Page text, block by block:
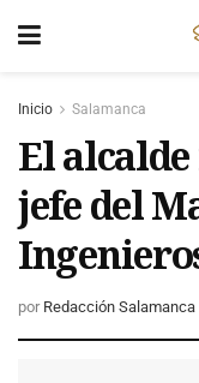
Inicio Salamanca
El
jefe del
por Redacción Salamanca